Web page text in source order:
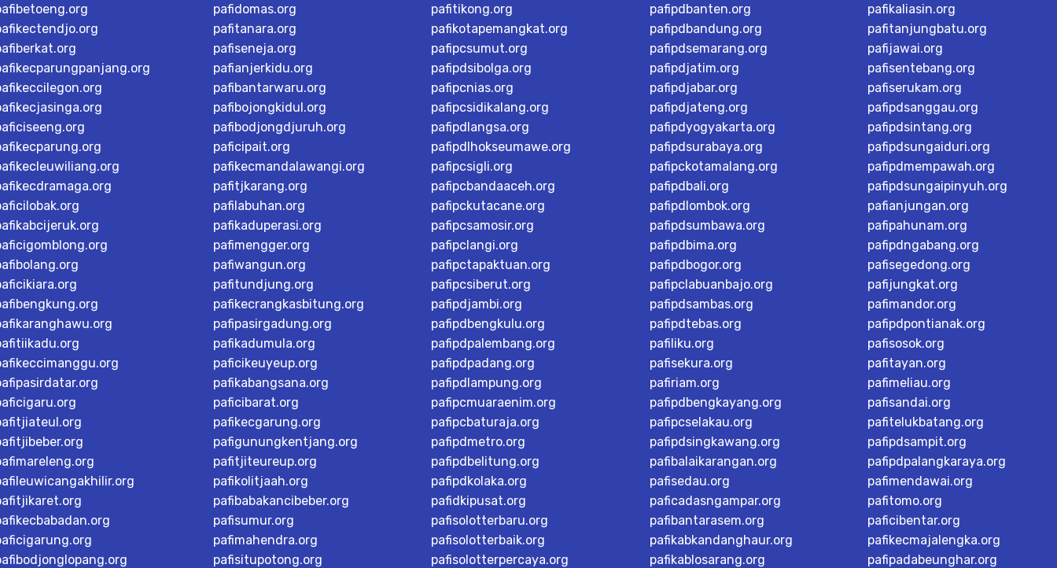
pafidomas.org
pafitanara.org
pafiseneja.org
pafianjerkidu.org
pafibantarwaru.org
pafibojongkidul.org
pafibodjongdjuruh.org
paficipait.org
pafikecmandalawangi.org
pafitjkarang.org
pafilabuhan.org
pafikaduperasi.org
pafimengger.org
pafiwangun.org
pafitundjung.org
pafikecrangkasbitung.org
pafipasirgadung.org
pafikadumula.org
paficikeuyeup.org
pafikabangsana.org
paficibarat.org
pafikecgarung.org
pafigunungkentjang.org
pafitjiteureup.org
pafikolitjaah.org
pafibabakancibeber.org
pafisumur.org
pafimahendra.org
pafisitupotong.org
pafitikong.org
pafikotapemangkat.org
pafipcsumut.org
pafipdsibolga.org
pafipcnias.org
pafipcsidikalang.org
pafipdlangsa.org
pafipdlhokseumawe.org
pafipcsigli.org
pafipcbandaaceh.org
pafipckutacane.org
pafipcsamosir.org
pafipclangi.org
pafipctapaktuan.org
pafipcsiberut.org
pafipdjambi.org
pafipdbengkulu.org
pafipdpalembang.org
pafipdpadang.org
pafipdlampung.org
pafipcmuaraenim.org
pafipcbaturaja.org
pafipdmetro.org
pafipdbelitung.org
pafipdkolaka.org
pafidkipusat.org
pafisolotterbaru.org
pafisolotterbaik.org
pafisolotterpercaya.org
pafipdbanten.org
pafipdbandung.org
pafipdsemarang.org
pafipdjatim.org
pafipdjabar.org
pafipdjateng.org
pafipdyogyakarta.org
pafipdsurabaya.org
pafipckotamalang.org
pafipdbali.org
pafipdlombok.org
pafipdsumbawa.org
pafipdbima.org
pafipdbogor.org
pafipclabuanbajo.org
pafipdsambas.org
pafipdtebas.org
pafiliku.org
pafisekura.org
pafiriam.org
pafipdbengkayang.org
pafipcselakau.org
pafipdsingkawang.org
pafibalaikarangan.org
pafisedau.org
paficadasngampar.org
pafibantarasem.org
pafikabkandanghaur.org
pafikablosarang.org
pafikaliasin.org
pafitanjungbatu.org
pafijawai.org
pafisentebang.org
pafiserukam.org
pafipdsanggau.org
pafipdsintang.org
pafipdsungaiduri.org
pafipdmempawah.org
pafipdsungaipinyuh.org
pafianjungan.org
pafipahunam.org
pafipdngabang.org
pafisegedong.org
pafijungkat.org
pafimandor.org
pafipdpontianak.org
pafisosok.org
pafitayan.org
pafimeliau.org
pafisandai.org
pafitelukbatang.org
pafipdsampit.org
pafipdpalangkaraya.org
pafimendawai.org
pafitomo.org
paficibentar.org
pafikecmajalengka.org
pafipadabeunghar.org